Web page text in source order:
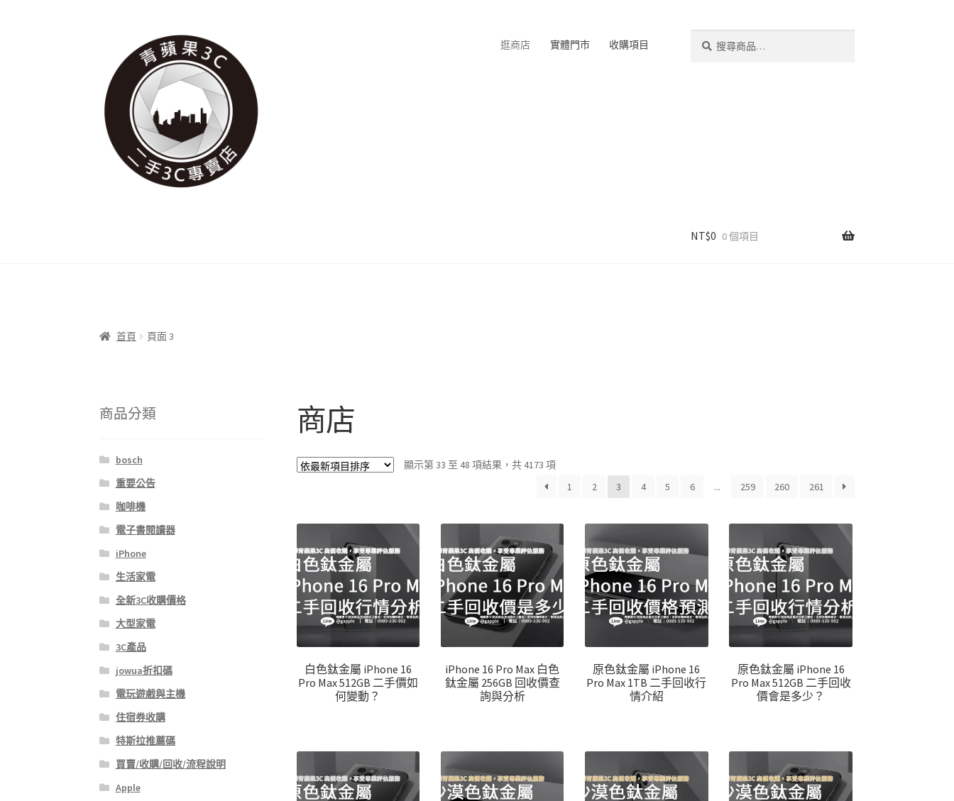
覽
列
要
內
容
逛商店 實體門市 收購項目
NT$0 0 個項目
首頁 頁面 3
商店
顯示第 33 至 48 項結果，共 4173 項依
目
排
序
1 2 3 4 5 6 ... 259 260 261
白色鈦金屬 iPhone 16
Pro Max 512GB 二手價如
何變動？
iPhone 16 Pro Max 白色
鈦金屬 256GB 回收價查
詢與分析
原色鈦金屬 iPhone 16
Pro Max 1TB 二手回收行
情介紹
原色鈦金屬 iPhone 16
Pro Max 512GB 二手回收
價會是多少？
商品分類
bosch
重要公告
咖啡機
電子書閱讀器
iPhone
生活家電
全新3C收購價格
大型家電
3C產品
jowua折扣碼
電玩遊戲與主機
住宿券收購
特斯拉推薦碼
買賣/收購/回收/流程說明
Apple